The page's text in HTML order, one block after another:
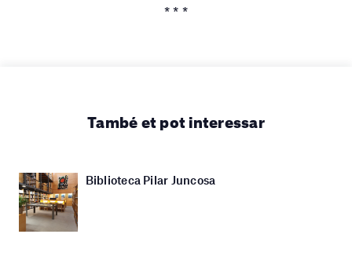
* * *
També et pot interessar
Biblioteca Pilar Juncosa